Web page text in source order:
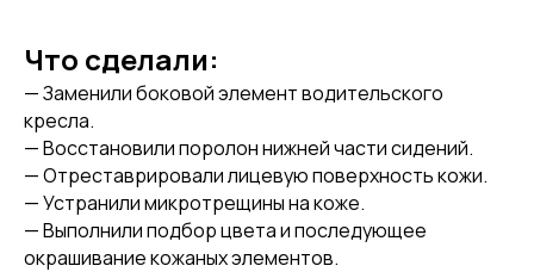
Что сделали:
— Заменили боковой элемент водительского
кресла.
— Восстановили поролон нижней части сидений.
— Отреставрировали лицевую поверхность кожи.
— Устранили микротрещины на коже.
— Выполнили подбор цвета и последующее
окрашивание кожаных элементов.